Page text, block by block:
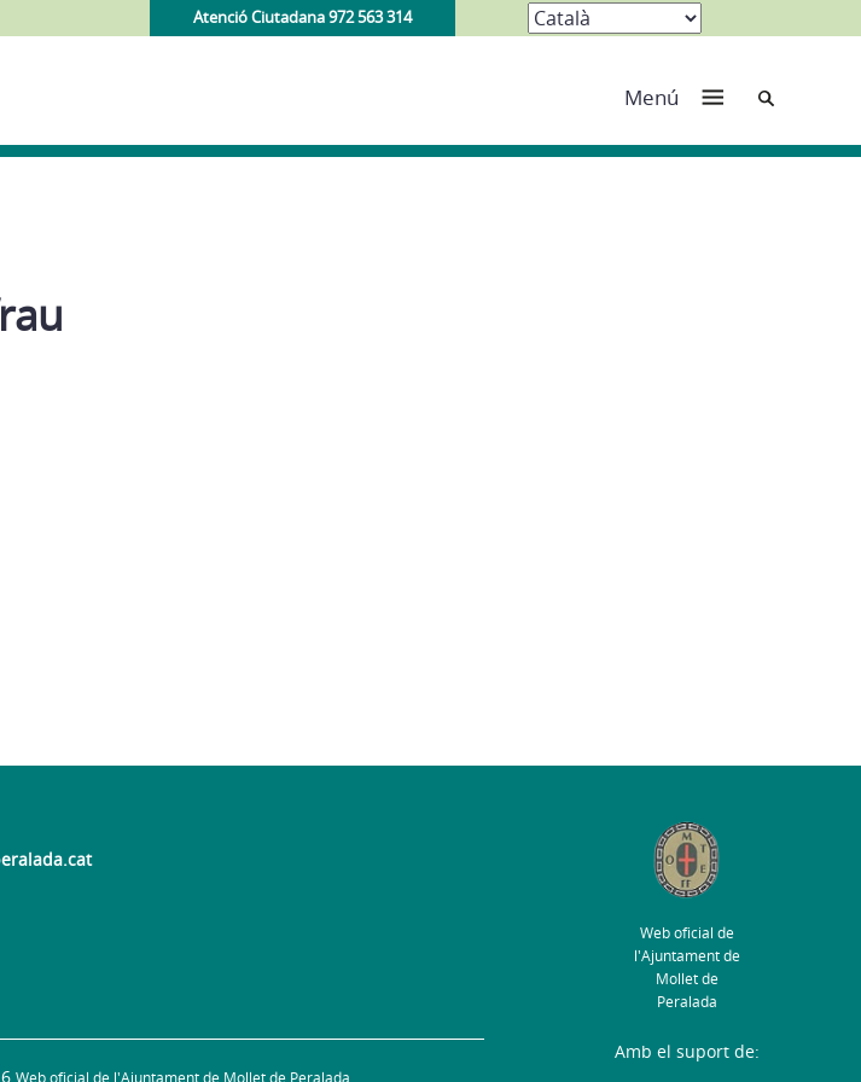
Atenció Ciutadana 972 563 314
Menú Cerca
Web oficial de
l'Ajuntament de
Mollet de
Peralada
Amb el suport de: